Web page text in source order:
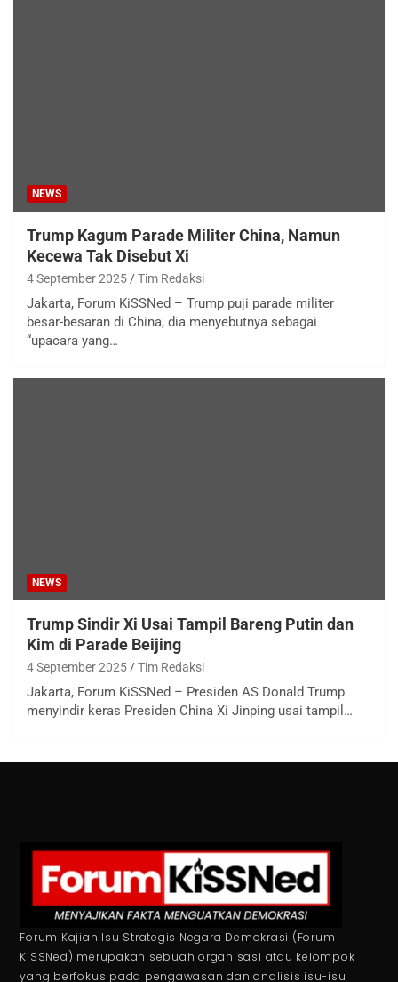
NEWS
Trump Kagum Parade Militer China, Namun
Kecewa Tak Disebut Xi
4 September 2025 Tim Redaksi
Jakarta, Forum KiSSNed – Trump puji parade militer
besar-besaran di China, dia menyebutnya sebagai
“upacara yang…
NEWS
Trump Sindir Xi Usai Tampil Bareng Putin dan
Kim di Parade Beijing
4 September 2025 Tim Redaksi
Jakarta, Forum KiSSNed – Presiden AS Donald Trump
menyindir keras Presiden China Xi Jinping usai tampil…
Forum Kajian Isu Strategis Negara Demokrasi (Forum
KiSSNed) merupakan sebuah organisasi atau kelompok
yang berfokus pada pengawasan dan analisis isu-isu